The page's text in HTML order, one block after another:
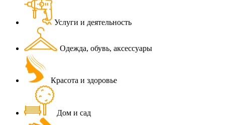
Услуги и деятельность
Одежда, обувь, аксессуары
Красота и здоровье
Дом и сад